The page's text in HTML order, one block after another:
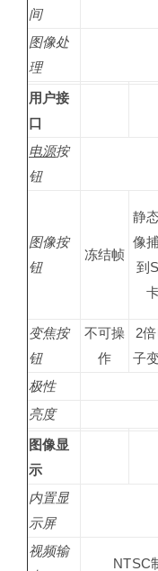
间
图像处
理
用户接
口
电源按
钮
图像按
钮
冻结帧
静
像
到
变焦按
钮
不可操
作
2
子
极性
亮度
图像显
示
内置显
示屏
视频输
NTSC